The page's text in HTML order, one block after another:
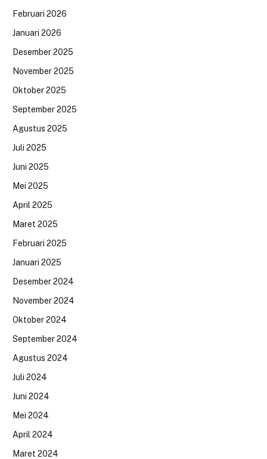
Februari 2026
Januari 2026
Desember 2025
November 2025
Oktober 2025
September 2025
Agustus 2025
Juli 2025
Juni 2025
Mei 2025
April 2025
Maret 2025
Februari 2025
Januari 2025
Desember 2024
November 2024
Oktober 2024
September 2024
Agustus 2024
Juli 2024
Juni 2024
Mei 2024
April 2024
Maret 2024